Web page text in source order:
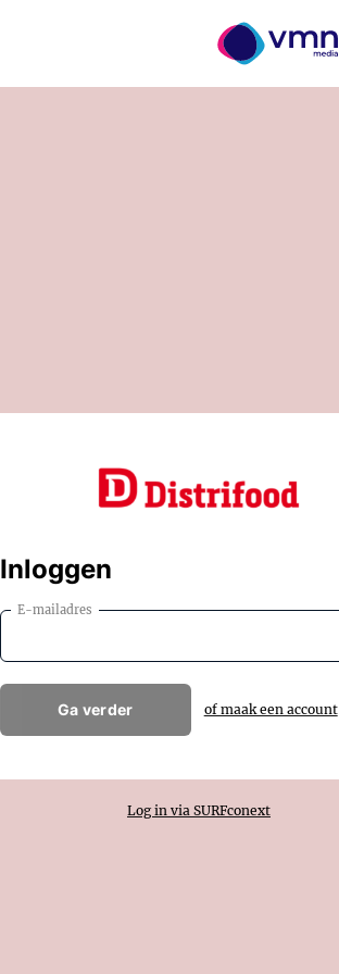
Inloggen
E-mailadres
Ga verder of maak een account
Log in via SURFconext